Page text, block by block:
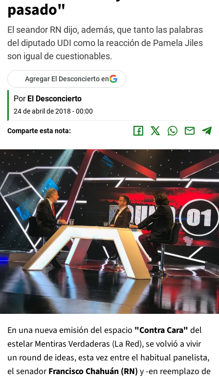
pasado"
El seandor RN dijo, además, que tanto las palabras
del diputado UDI como la reacción de Pamela Jiles
son igual de cuestionables.
Agregar El Desconcierto en
Por El Desconcierto
24 de abril de 2018 - 00:00
Comparte esta nota:
En una nueva emisión del espacio "Contra Cara" del
estelar Mentiras Verdaderas (La Red), se volvió a vivir
un round de ideas, esta vez entre el habitual panelista,
el senadorFrancisco Chahuán (RN) y -en reemplazo de